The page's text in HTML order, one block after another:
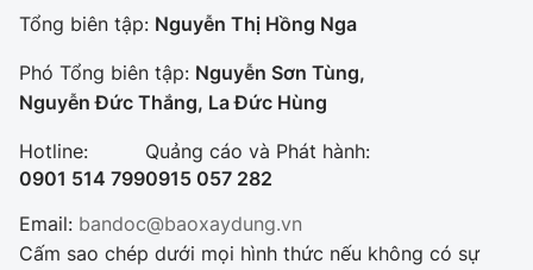
Tổng biên tập: Nguyễn Thị Hồng Nga
Phó Tổng biên tập: Nguyễn Sơn Tùng,
Nguyễn Đức Thắng, La Đức Hùng
Hotline:
0901 514 799
Quảng cáo và Phát hành:
0915 057 282
Email: bandoc@baoxaydung.vn
Cấm sao chép dưới mọi hình thức nếu không có sự